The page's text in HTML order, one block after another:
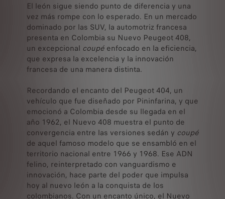
El león sigue siendo punto de diferencia y una
vez más rompe con lo esperado. En un mercado
dominado por las SUV, la automotriz francesa
presenta en Colombia su Nuevo Peugeot 408,
un excepcional coupéenfocado en la eficiencia,
que expresa la excelencia y la innovación
francesa de una manera distinta.
Recordando el encanto del Peugeot 404, un
vehículo que fue diseñado por Pininfarina, y que
emocionó a Colombia desde su llegada en el
año 1962, el Nuevo 408 muestra el punto de
convergencia entre las versiones sedán y coupé
de aquel famoso modelo que se ensambló en el
territorio nacional entre 1966 y 1968. Ese ADN
felino, reinterpretado con vanguardismo e
innovación, hace parte del poder que impulsa
hoy al nuevo león a la conquista de los
colombianos. Con un encanto único, el Nuevo